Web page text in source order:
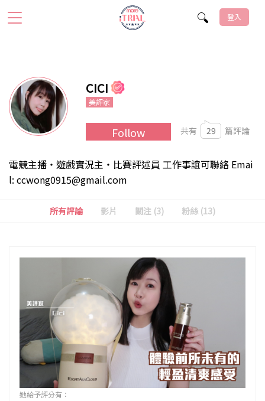
登入
CICI
美評家
Follow 共有 29 篇評論
電競主播・遊戲實況主・比賽評述員 工作事誼可聯絡 Emai
l: ccwong0915@gmail.com
所有評論 影片 關注 (3) 粉絲 (13)
她給予評分有：